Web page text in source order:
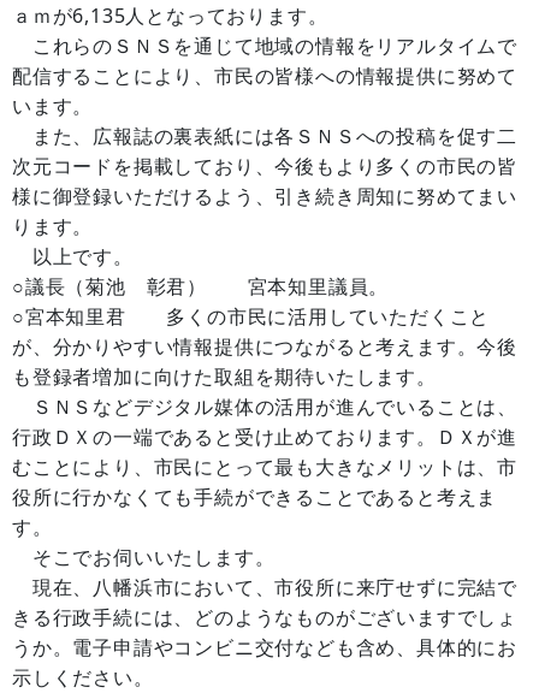
ａｍが6,135人となっております。
これらのＳＮＳを通じて地域の情報をリアルタイムで
配信することにより、市民の皆様への情報提供に努めて
います。
また、広報誌の裏表紙には各ＳＮＳへの投稿を促す二
次元コードを掲載しており、今後もより多くの市民の皆
様に御登録いただけるよう、引き続き周知に努めてまい
ります。
以上です。
○議長（菊池 彰君） 宮本知里議員。
○宮本知里君 多くの市民に活用していただくこと
が、分かりやすい情報提供につながると考えます。今後
も登録者増加に向けた取組を期待いたします。
ＳＮＳなどデジタル媒体の活用が進んでいることは、
行政ＤＸの一端であると受け止めております。ＤＸが進
むことにより、市民にとって最も大きなメリットは、市
役所に行かなくても手続ができることであると考えま
す。
そこでお伺いいたします。
現在、八幡浜市において、市役所に来庁せずに完結で
きる行政手続には、どのようなものがございますでしょ
うか。電子申請やコンビニ交付なども含め、具体的にお
示しください。